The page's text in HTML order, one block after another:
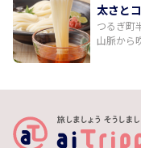
日には四
瀬戸内海
太さと
つるぎ町
山脈から
ーでも気
おすすめ